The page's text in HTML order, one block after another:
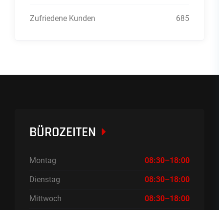
Zufriedene Kunden 685
BÜROZEITEN
Montag 08:30–18:00
Dienstag 08:30–18:00
Mittwoch 08:30–18:00